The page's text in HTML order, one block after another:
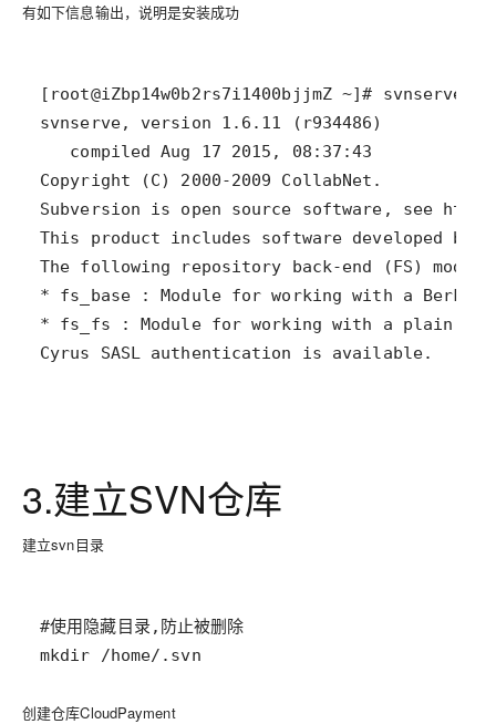
有如下信息输出，说明是安装成功
Cyrus SASL authentication is available.
3.建立SVN仓库
建立svn目录
mkdir /home/.svn
创建仓库CloudPayment